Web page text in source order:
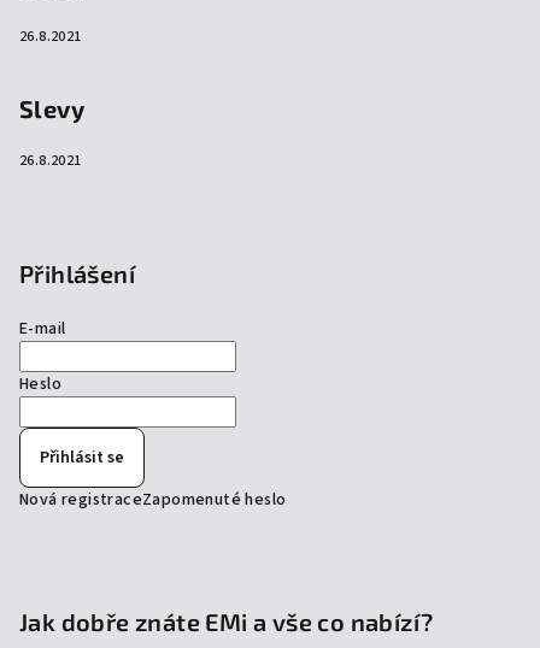
26.8.2021
Slevy
26.8.2021
Přihlášení
E-mail
Heslo
Přihlásit se
Nová registraceZapomenuté heslo
Jak dobře znáte EMi a vše co nabízí?